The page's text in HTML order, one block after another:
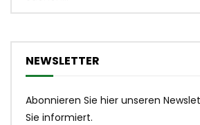
NEWSLETTER
Abonnieren Sie hier unseren
Sie informiert.